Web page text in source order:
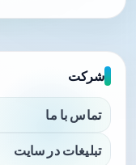
شرکت
تماس با ما
تبلیغات در سایت